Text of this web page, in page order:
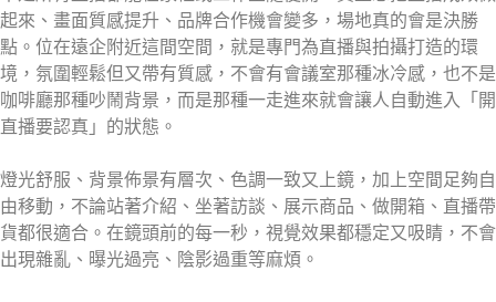
起來、畫面質感提升、品牌合作機會變多，場地真的會是決勝
點。位在遠企附近這間空間，就是專門為直播與拍攝打造的環
境，氛圍輕鬆但又帶有質感，不會有會議室那種冰冷感，也不是
咖啡廳那種吵鬧背景，而是那種一走進來就會讓人自動進入「開
直播要認真」的狀態。
燈光舒服、背景佈景有層次、色調一致又上鏡，加上空間足夠自
由移動，不論站著介紹、坐著訪談、展示商品、做開箱、直播帶
貨都很適合。在鏡頭前的每一秒，視覺效果都穩定又吸睛，不會
出現雜亂、曝光過亮、陰影過重等麻煩。